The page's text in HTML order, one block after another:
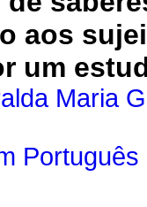
aos
um
Maria
Português